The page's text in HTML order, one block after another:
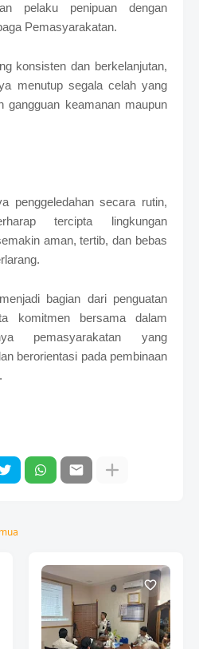
pelaku penipuan dengan
Pemasyarakatan.
konsisten dan berkelanjutan,
menutup segala celah yang
gangguan keamanan maupun
penggeledahan secara rutin,
tercipta lingkungan
aman, tertib, dan bebas
bagian dari penguatan
komitmen bersama dalam
pemasyarakatan yang
berorientasi pada pembinaan